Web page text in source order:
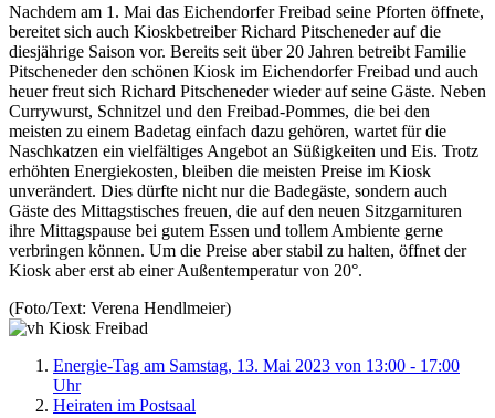
Nachdem am 1. Mai das Eichendorfer Freibad seine Pforten öffnete,
bereitet sich auch Kioskbetreiber Richard Pitscheneder auf die
diesjährige Saison vor. Bereits seit über 20 Jahren betreibt Familie
Pitscheneder den schönen Kiosk im Eichendorfer Freibad und auch
heuer freut sich Richard Pitscheneder wieder auf seine Gäste. Neben
Currywurst, Schnitzel und den Freibad-Pommes, die bei den
meisten zu einem Badetag einfach dazu gehören, wartet für die
Naschkatzen ein vielfältiges Angebot an Süßigkeiten und Eis. Trotz
erhöhten Energiekosten, bleiben die meisten Preise im Kiosk
unverändert. Dies dürfte nicht nur die Badegäste, sondern auch
Gäste des Mittagstisches freuen, die auf den neuen Sitzgarnituren
ihre Mittagspause bei gutem Essen und tollem Ambiente gerne
verbringen können. Um die Preise aber stabil zu halten, öffnet der
Kiosk aber erst ab einer Außentemperatur von 20°.
(Foto/Text: Verena Hendlmeier)
Energie-Tag am Samstag, 13. Mai 2023 von 13:00 - 17:00
Uhr
Heiraten im Postsaal